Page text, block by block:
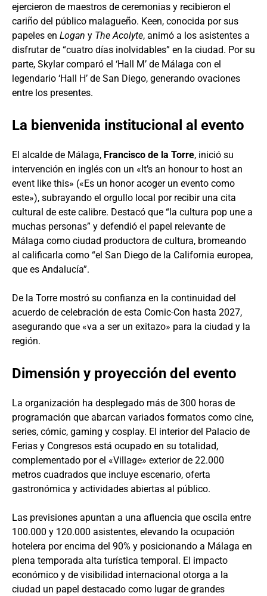
ejercieron de maestros de ceremonias y recibieron el
cariño del público malagueño. Keen, conocida por sus
papeles en Logan y The Acolyte, animó a los asistentes a
disfrutar de “cuatro días inolvidables” en la ciudad. Por su
parte, Skylar comparó el ‘Hall M’ de Málaga con el
legendario ‘Hall H’ de San Diego, generando ovaciones
entre los presentes.
La bienvenida institucional al evento
El alcalde de Málaga, Francisco de la Torre, inició su
intervención en inglés con un «It’s an honour to host an
event like this» («Es un honor acoger un evento como
este»), subrayando el orgullo local por recibir una cita
cultural de este calibre. Destacó que “la cultura pop une a
muchas personas” y defendió el papel relevante de
Málaga como ciudad productora de cultura, bromeando
al calificarla como “el San Diego de la California europea,
que es Andalucía”.
De la Torre mostró su confianza en la continuidad del
acuerdo de celebración de esta Comic-Con hasta 2027,
asegurando que «va a ser un exitazo» para la ciudad y la
región.
Dimensión y proyección del evento
La organización ha desplegado más de 300 horas de
programación que abarcan variados formatos como cine,
series, cómic, gaming y cosplay. El interior del Palacio de
Ferias y Congresos está ocupado en su totalidad,
complementado por el «Village» exterior de 22.000
metros cuadrados que incluye escenario, oferta
gastronómica y actividades abiertas al público.
Las previsiones apuntan a una afluencia que oscila entre
100.000 y 120.000 asistentes, elevando la ocupación
hotelera por encima del 90% y posicionando a Málaga en
plena temporada alta turística temporal. El impacto
económico y de visibilidad internacional otorga a la
ciudad un papel destacado como lugar de grandes